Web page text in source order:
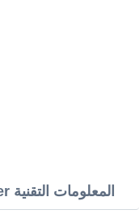
المعلومات التقنية AdwCleaner